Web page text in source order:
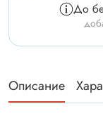
До
Описание